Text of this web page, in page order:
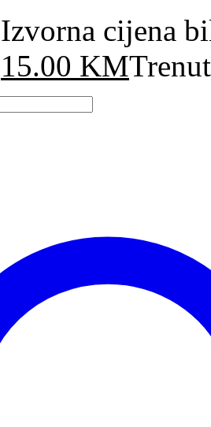
Izvorna cijena
15.00 KM